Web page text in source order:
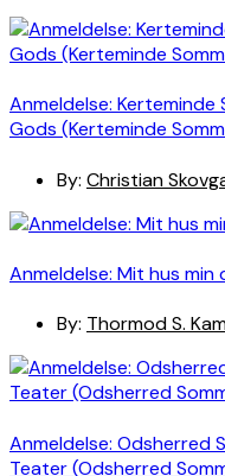
Anmeldelse:
Gods (Kerteminde
By: Christian
Anmeldelse: Mit hus
By: Thormod S.
Anmeldelse: Odsherred
Teater (Odsherred